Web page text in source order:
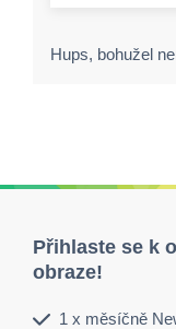
Hups, bohužel
Přihlaste se k
obraze!
1 x měsíčně